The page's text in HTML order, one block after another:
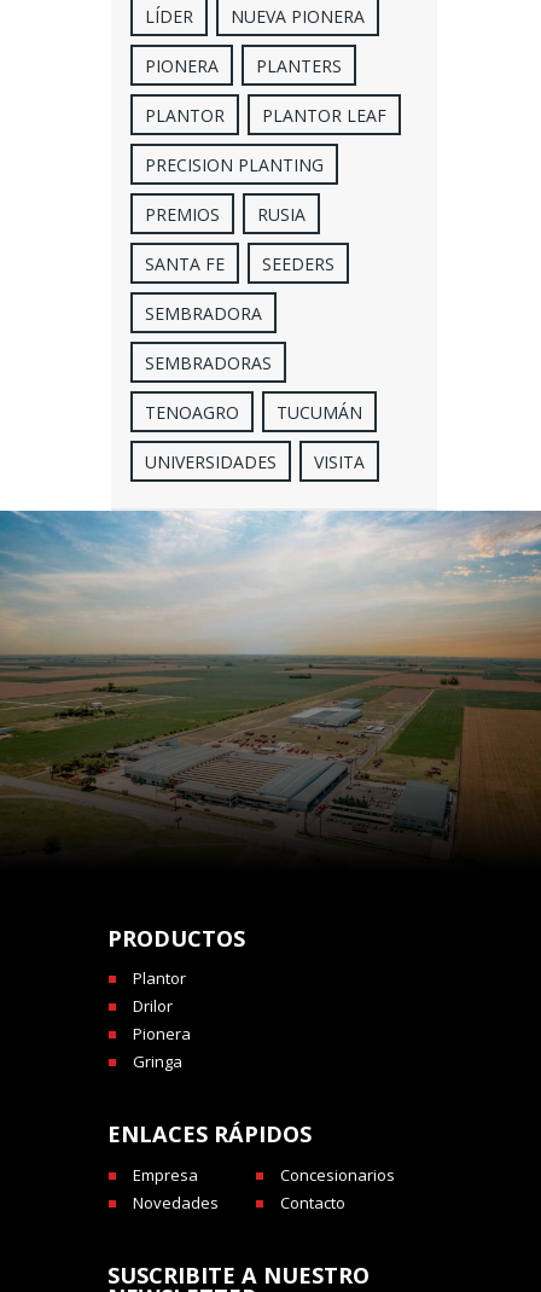
LÍDER NUEVA PIONERA
PIONERA PLANTERS
PLANTOR PLANTOR LEAF
PRECISION PLANTING
PREMIOS RUSIA
SANTA FE SEEDERS
SEMBRADORA
SEMBRADORAS
TENOAGRO TUCUMÁN
UNIVERSIDADES VISITA
PRODUCTOS
Plantor
Drilor
Pionera
Gringa
ENLACES RÁPIDOS
Empresa
Concesionarios
Novedades
Contacto
SUSCRIBITE A NUESTRO